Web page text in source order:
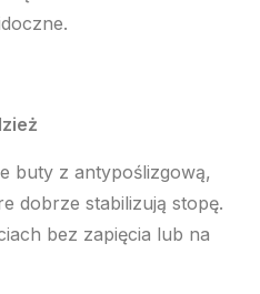
buty z antypoślizgową,
dobrze stabilizują stopę.
bez zapięcia lub na